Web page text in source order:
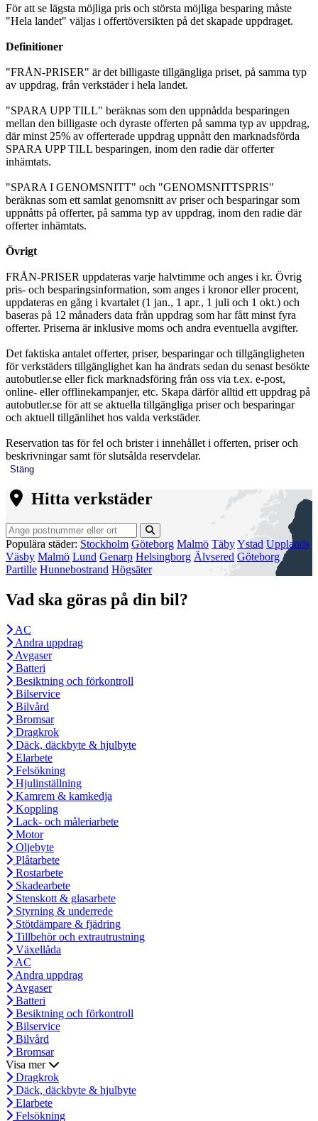
För att se lägsta möjliga pris och största möjliga besparing måste
"Hela landet" väljas i offertöversikten på det skapade uppdraget.
Definitioner
"FRÅN-PRISER" är det billigaste tillgängliga priset, på samma typ
av uppdrag, från verkstäder i hela landet.
"SPARA UPP TILL" beräknas som den uppnådda besparingen
mellan den billigaste och dyraste offerten på samma typ av uppdrag,
där minst 25% av offerterade uppdrag uppnått den marknadsförda
SPARA UPP TILL besparingen, inom den radie där offerter
inhämtats.
"SPARA I GENOMSNITT" och "GENOMSNITTSPRIS"
beräknas som ett samlat genomsnitt av priser och besparingar som
uppnåtts på offerter, på samma typ av uppdrag, inom den radie där
offerter inhämtats.
Övrigt
FRÅN-PRISER uppdateras varje halvtimme och anges i kr. Övrig
pris- och besparingsinformation, som anges i kronor eller procent,
uppdateras en gång i kvartalet (1 jan., 1 apr., 1 juli och 1 okt.) och
baseras på 12 månaders data från uppdrag som har fått minst fyra
offerter. Priserna är inklusive moms och andra eventuella avgifter.
Det faktiska antalet offerter, priser, besparingar och tillgängligheten
för verkstäders tillgänglighet kan ha ändrats sedan du senast besökte
autobutler.se eller fick marknadsföring från oss via t.ex. e-post,
online- eller offlinekampanjer, etc. Skapa därför alltid ett uppdrag på
autobutler.se för att se aktuella tillgängliga priser och besparingar
och aktuell tillgänlihet hos valda verkstäder.
Reservation tas för fel och brister i innehållet i offerten, priser och
beskrivningar samt för slutsålda reservdelar.
Stäng
Hitta verkstäder
Populära städer: Stockholm Göteborg Malmö TäbyYstad Upplands
Väsby Malmö Lund Genarp Helsingborg Älvsered Göteborg
Partille Hunnebostrand Högsäter
Vad ska göras på din bil?
AC
Andra uppdrag
Avgaser
Batteri
Besiktning och förkontroll
Bilservice
Bilvård
Bromsar
Dragkrok
Däck, däckbyte & hjulbyte
Elarbete
Felsökning
Hjulinställning
Kamrem & kamkedja
Koppling
Lack- och måleriarbete
Motor
Oljebyte
Plåtarbete
Rostarbete
Skadearbete
Stenskott & glasarbete
Styrning & underrede
Stötdämpare & fjädring
Tillbehör och extrautrustning
Växellåda
AC
Andra uppdrag
Avgaser
Batteri
Besiktning och förkontroll
Bilservice
Bilvård
Bromsar
Visa mer
Dragkrok
Däck, däckbyte & hjulbyte
Elarbete
Felsökning